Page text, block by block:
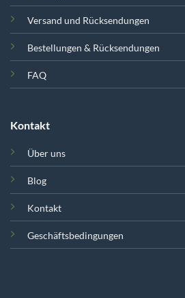
Versand und Rücksendungen
Bestellungen & Rücksendungen
FAQ
Kontakt
Über uns
Blog
Kontakt
Geschäftsbedingungen